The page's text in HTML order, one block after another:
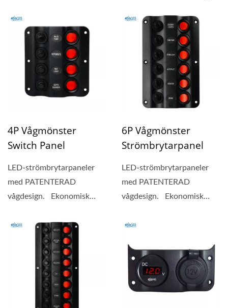
4P Vågmönster
Switch Panel
LED-strömbrytarpaneler
med PATENTERAD
vågdesign. Ekonomisk
kraftfördelningspanel...
6P Vågmönster
Strömbrytarpanel
LED-strömbrytarpaneler
med PATENTERAD
vågdesign. Ekonomisk
kraftfördelningspanel...